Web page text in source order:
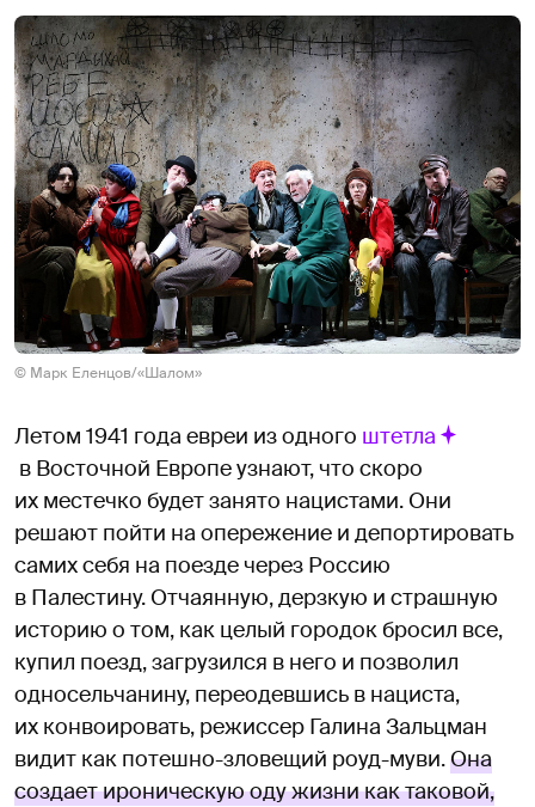
© Марк Еленцов/«Шалом»
Летом 1941 года евреи из одного штетла
в Восточной Европе узнают, что скоро
их местечко будет занято нацистами. Они
решают пойти на опережение и депортировать
самих себя на поезде через Россию
в Палестину. Отчаянную, дерзкую и страшную
историю о том, как целый городок бросил все,
купил поезд, загрузился в него и позволил
односельчанину, переодевшись в нациста,
их конвоировать, режиссер Галина Зальцман
видит как потешно-зловещий роуд-муви.Она
создает ироническую оду жизни как таковой,